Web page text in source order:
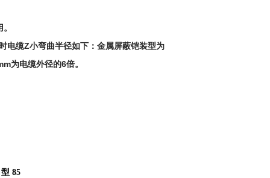
电缆Z小弯曲半径如下：金属屏蔽铠装型为
为电缆外径的6倍。
85